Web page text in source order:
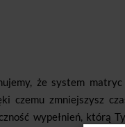
że system
czemu zmniejszysz
wypełnień, którą